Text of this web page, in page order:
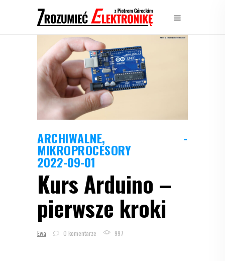
ARCHIWALNE,
MIKROPROCESORY
2022-09-01
Kurs Arduino –
pierwsze kroki
Ewa 0 komentarze 997